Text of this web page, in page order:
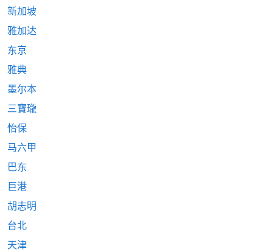
新加坡
雅加达
东京
雅典
墨尔本
三寶瓏
怡保
马六甲
巴东
巨港
胡志明
台北
天津